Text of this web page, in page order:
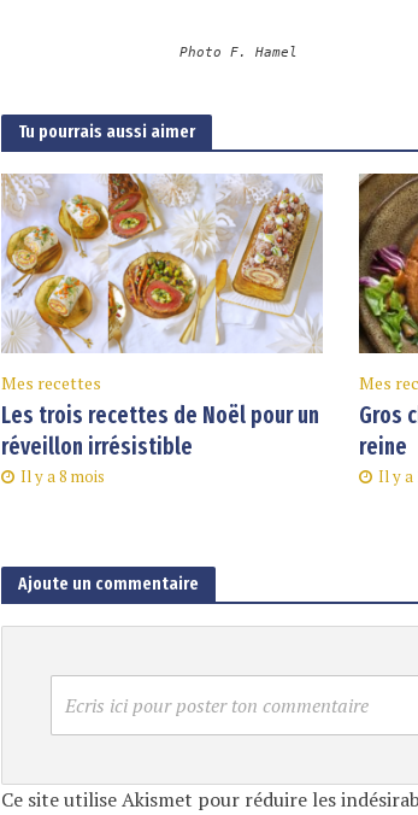
Photo F. Hamel
Tu pourrais aussi aimer
Mes recettes
Les trois recettes de Noël pour un
réveillon irrésistible
Il y a 8 mois
Mes
Gros
reine
Il y a
Ajoute un commentaire
Ecris ici pour poster ton commentaire
Ce site utilise Akismet pour réduire les